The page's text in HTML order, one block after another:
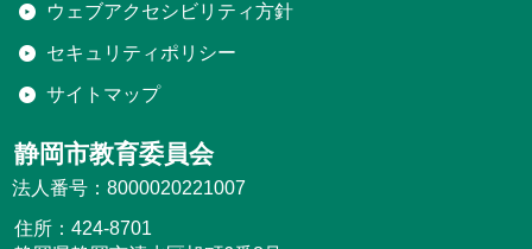
ウェブアクセシビリティ方針
セキュリティポリシー
サイトマップ
静岡市教育委員会
法人番号：8000020221007
住所：424-8701